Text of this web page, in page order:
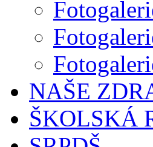
NAŠE
ŠKOLSKÁ